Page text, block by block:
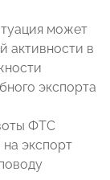
может
активности в
экспорта
ФТС
экспорт